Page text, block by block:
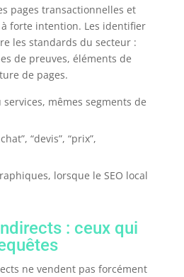
pages transactionnelles et
forte intention. Les identifier
les standards du secteur :
de preuves, éléments de
de pages.
mêmes segments de
“devis”, “prix”,
lorsque le SEO local
: ceux qui
ne vendent pas forcément